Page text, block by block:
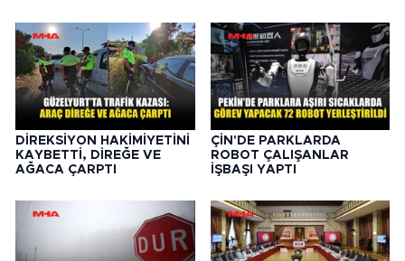
DİREKSİYON HAKİMİYETİNİ
KAYBETTİ, DİREĞE VE
AĞACA ÇARPTI
ÇİN'DE PARKLARDA
ROBOT ÇALIŞANLAR
İŞBAŞI YAPTI